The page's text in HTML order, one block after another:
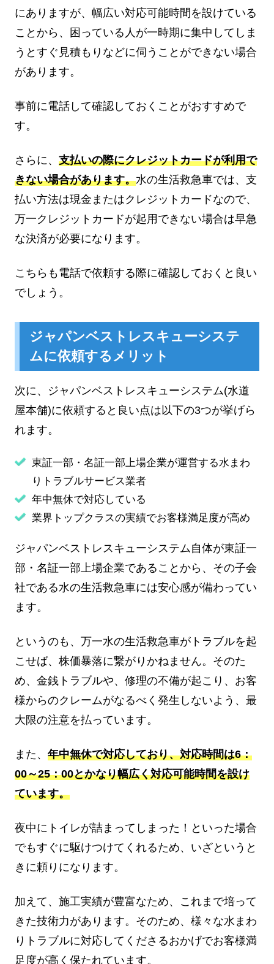
にありますが、幅広い対応可能時間を設けている
ことから、困っている人が一時期に集中してしま
うとすぐ見積もりなどに伺うことができない場合
があります。
事前に電話して確認しておくことがおすすめで
す。
さらに、 支払いの際にクレジットカードが利用で
きない場合があります。水の生活救急車では、支
払い方法は現金またはクレジットカードなので、
万一クレジットカードが起用できない場合は早急
な決済が必要になります。
こちらも電話で依頼する際に確認しておくと良い
でしょう。
ジャパンベストレスキューシステ
ムに依頼するメリット
次に、ジャパンベストレスキューシステム(水道
屋本舗)に依頼すると良い点は以下の3つが挙げら
れます。
東証一部・名証一部上場企業が運営する水まわ
りトラブルサービス業者
年中無休で対応している
業界トップクラスの実績でお客様満足度が高め
ジャパンベストレスキューシステム自体が東証一
部・名証一部上場企業であることから、その子会
社である水の生活救急車には安心感が備わってい
ます。
というのも、万一水の生活救急車がトラブルを起
こせば、株価暴落に繋がりかねません。そのた
め、金銭トラブルや、修理の不備が起こり、お客
様からのクレームがなるべく発生しないよう、最
大限の注意を払っています。
また、 年中無休で対応しており、対応時間は6：
00～25：00とかなり幅広く対応可能時間を設け
ています。
夜中にトイレが詰まってしまった！といった場合
でもすぐに駆けつけてくれるため、いざというと
きに頼りになります。
加えて、施工実績が豊富なため、これまで培って
きた技術力があります。そのため、様々な水まわ
りトラブルに対応してくださるおかげでお客様満
足度が高く保たれています。